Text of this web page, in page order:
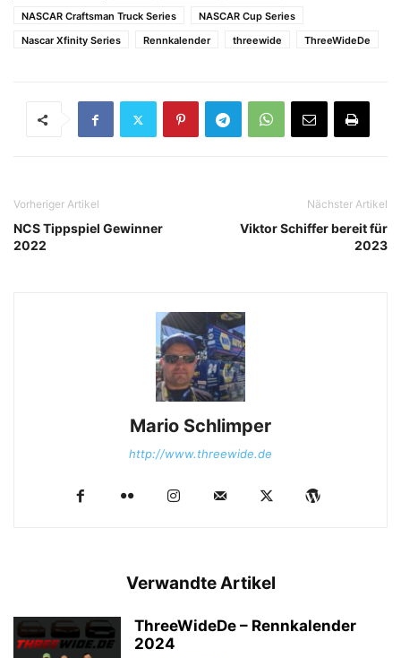
NASCAR Craftsman Truck Series
NASCAR Cup Series
Nascar Xfinity Series
Rennkalender threewide ThreeWideDe
Vorheriger Artikel
NCS Tippspiel Gewinner
2022
Nächster Artikel
Viktor Schiffer bereit für
2023
Mario Schlimper
http://www.threewide.de
Verwandte Artikel
ThreeWideDe – Rennkalender
2024